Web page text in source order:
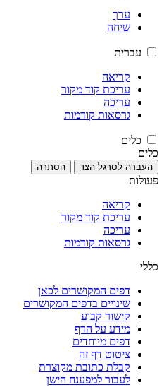
ערך
שיחה
עברית
קריאה
עריכת קוד מקור
עריכה
גרסאות קודמות
כלים
כלים
העברה לסרגל הצד הסתרה
פעולות
קריאה
עריכת קוד מקור
עריכה
גרסאות קודמות
כללי
דפים המקושרים לכאן
שינויים בדפים המקושרים
קישור קבוע
מידע על הדף
דפים מיוחדים
ציטוט דף זה
קבלת כתובת מקוצרת
לעבור למפענח הישן